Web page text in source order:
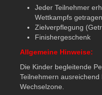
Jeder Teilnehmer
Wettkampfs
Zielverpflegung
Finishergeschenk
Allgemeine Hinweise:
Die Kinder begleitende
Teilnehmern
Wechselzone.